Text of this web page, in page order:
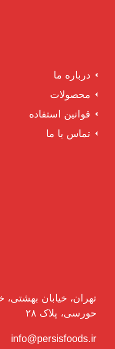
درباره ما
محصولات
قوانین استفاده
تماس با ما
تهران، خیابان بهشتی،
حورسی، پلاک ۲۸
info@persisfoods.ir